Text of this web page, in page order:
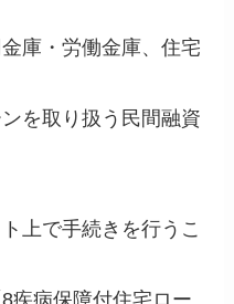
庫・労働金庫、住宅
を取り扱う民間融資
上で手続きを行うこ